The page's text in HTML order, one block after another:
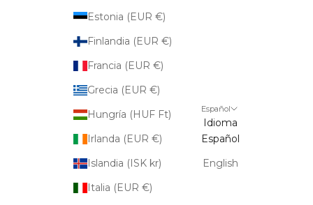
Estonia (EUR €)
Finlandia (EUR €)
Francia (EUR €)
Grecia (EUR €)
Hungría (HUF Ft)
Irlanda (EUR €)
Islandia (ISK kr)
Italia (EUR €)
Español
Idioma
Español
English